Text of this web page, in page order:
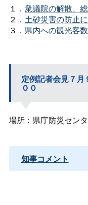
１． 衆議院の解散、
２． 土砂災害の防止
３． 県内への観光客
定例記者会見７月
００
場所：県庁防災セン
知事コメント